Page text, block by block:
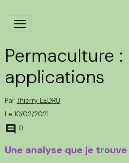
Permaculture
applications
Par Thierry LEDRU
Le 10/02/2021
0
Une analyse que je